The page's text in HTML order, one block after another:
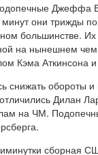
Джеффа
они трижды
большинстве.
на нынешнем
Кэма Аткинсона
снижать обороты
Дилан
на ЧМ.
сборная